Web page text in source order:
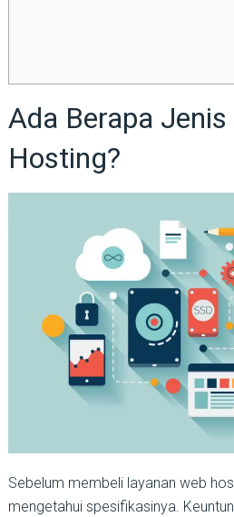
Ada Berapa
Hosting?
Sebelum membeli layanan web
mengetahui spesifikasinya.